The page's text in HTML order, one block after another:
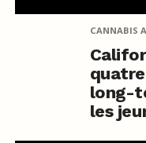
CANNABIS
long-
les